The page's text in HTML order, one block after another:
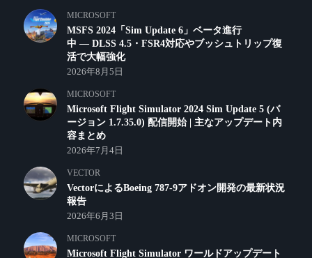
MICROSOFT
MSFS 2024「Sim Update 6」ベータ進行
中 ― DLSS 4.5・FSR4対応やブッシュトリップ復
活で大幅強化
2026年8月5日
MICROSOFT
Microsoft Flight Simulator 2024 Sim Update 5 (バ
ージョン 1.7.35.0) 配信開始 | 主なアップデート内
容まとめ
2026年7月4日
VECTOR
VectorによるBoeing 787-9アドオン開発の最新状況
報告
2026年6月3日
MICROSOFT
Microsoft Flight Simulator ワールドアップデート